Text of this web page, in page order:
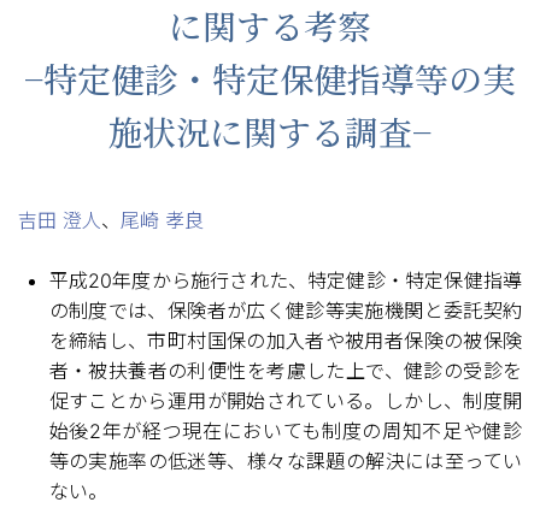
に関する考察
−特定健診・特定保健指導等の実
施状況に関する調査−
吉田 澄人、 尾崎 孝良
平成20年度から施行された、特定健診・特定保健指導
の制度では、保険者が広く健診等実施機関と委託契約
を締結し、市町村国保の加入者や被用者保険の被保険
者・被扶養者の利便性を考慮した上で、健診の受診を
促すことから運用が開始されている。しかし、制度開
始後2年が経つ現在においても制度の周知不足や健診
等の実施率の低迷等、様々な課題の解決には至ってい
ない。